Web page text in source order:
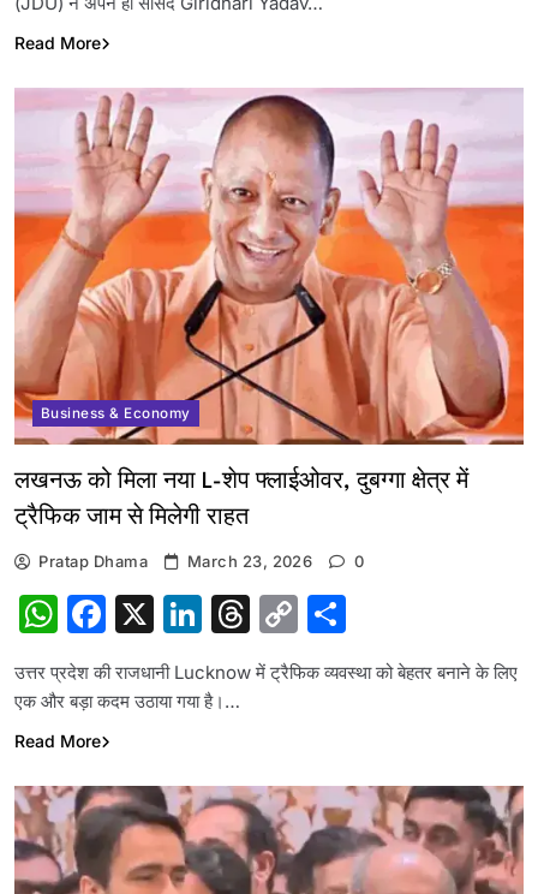
Read More
Business & Economy
लखनऊ को मिला नया L-शेप फ्लाईओवर, दुबग्गा क्षेत्र में
ट्रैफिक जाम से मिलेगी राहत
Pratap Dhama March 23, 2026 0
WhatsApp
Facebook
X LinkedIn
Threads
Copy
Link
उत्तर प्रदेश की राजधानी Lucknow में ट्रैफिक व्यवस्था को बेहतर बनाने के लिए
एक और बड़ा कदम उठाया गया है।…
Read More